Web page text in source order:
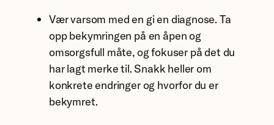
Vær varsom med en gi en diagnose. Ta
opp bekymringen på en åpen og
omsorgsfull måte, og fokuser på det du
har lagt merke til. Snakk heller om
konkrete endringer og hvorfor du er
bekymret.